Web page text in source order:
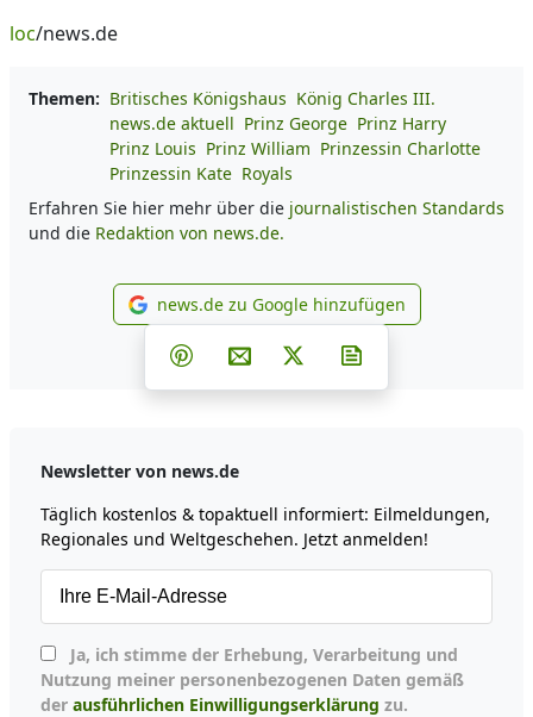
loc/news.de
Themen: Britisches Königshaus König Charles III.
news.de aktuell Prinz George Prinz Harry
Prinz Louis Prinz William Prinzessin Charlotte
Prinzessin Kate Royals
Erfahren Sie hier mehr über die journalistischen Standards
und die Redaktion von news.de.
news.de zu Google
news.de zu Google hinzufügen
Teilen auf Facebook
Teilen auf Whatsapp
Teilen auf Telegram
Teilen auf Pinterest
Per E-Mail teilen
Post auf X
Newsletter von news.de
Täglich kostenlos & topaktuell informiert: Eilmeldungen,
Regionales und Weltgeschehen. Jetzt anmelden!
Nutzung meiner personenbezogenen Daten gemäß
der ausführlichen Einwilligungserklärung zu.